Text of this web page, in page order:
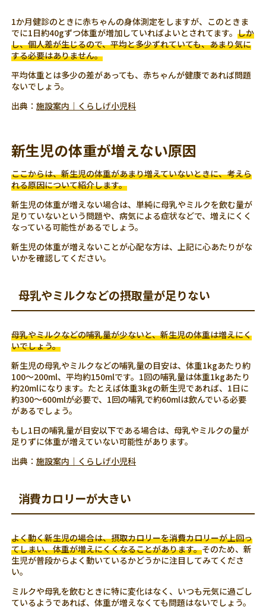
1か月健診のときに赤ちゃんの身体測定をしますが、このときま
でに1日約40gずつ体重が増加していればよいとされてます。しか
し、個人差が生じるので、平均と多少ずれていても、あまり気に
する必要はありません。
平均体重とは多少の差があっても、赤ちゃんが健康であれば問題
ないでしょう。
出典：施設案内｜くらしげ小児科
新生児の体重が増えない原因
ここからは、新生児の体重があまり増えていないときに、考えら
れる原因について紹介します。
新生児の体重が増えない場合は、単純に母乳やミルクを飲む量が
足りていないという問題や、病気による症状などで、増えにくく
なっている可能性があるでしょう。
新生児の体重が増えないことが心配な方は、上記に心あたりがな
いかを確認してください。
母乳やミルクなどの摂取量が足りない
母乳やミルクなどの哺乳量が少ないと、新生児の体重は増えにく
いでしょう。
新生児の母乳やミルクなどの哺乳量の目安は、体重1kgあたり約
100～200ml、平均約150mlです。1回の哺乳量は体重1kgあたり
約20mlになります。たとえば体重3kgの新生児であれば、1日に
約300～600mlが必要で、1回の哺乳で約60mlは飲んでいる必要
があるでしょう。
もし1日の哺乳量が目安以下である場合は、母乳やミルクの量が
足りずに体重が増えていない可能性があります。
出典：施設案内｜くらしげ小児科
消費カロリーが大きい
よく動く新生児の場合は、摂取カロリーを消費カロリーが上回っ
てしまい、体重が増えにくくなることがあります。そのため、新
生児が普段からよく動いているかどうかに注目してみてくださ
い。
ミルクや母乳を飲むときに特に変化はなく、いつも元気に過ごし
ているようであれば、体重が増えなくても問題はないでしょう。